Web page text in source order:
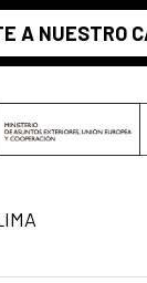
A NUESTRO